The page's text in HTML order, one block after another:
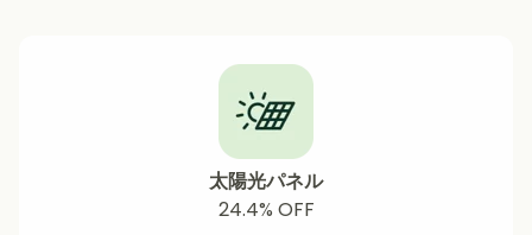
太陽光パネル
24.4% OFF